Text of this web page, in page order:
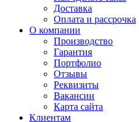
Доставка
Оплата и рассрочка
О компании
Производство
Гарантия
Портфолио
Отзывы
Реквизиты
Вакансии
Карта сайта
Клиентам